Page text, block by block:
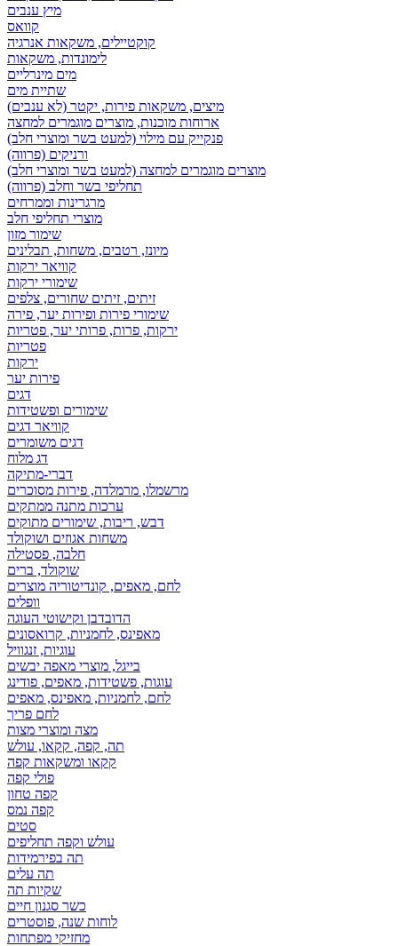
מיץ ענבים
קוואס
קוקטיילים, משקאות אנרגיה
לימונדות, משקאות
מים מינרליים
שתיית מים
מיצים, משקאות פירות, יקטר (לא ענבים)
ארוחות מוכנות, מוצרים מוגמרים למחצה
פנקייק עם מילוי (למעט בשר ומוצרי חלב)
ורניקים (פרווה)
מוצרים מוגמרים למחצה (למעט בשר ומוצרי חלב)
תחליפי בשר וחלב (פרווה)
מרגרינות וממרחים
מוצרי תחליפי חלב
שימור מזון
מיונז, רטבים, משחות, תבלינים
קוויאר ירקות
שימורי ירקות
זיתים, זיתים שחורים, צלפים
שימורי פירות ופירות יער, פירה
ירקות, פרות, פרותי יער, פטריות
פטריות
ירקות
פירות יער
דגים
שימורים ופשטידות
קוויאר דגים
דגים משומרים
דג מלוח
דברי-מתיקה
מרשמלו, מרמלדה, פירות מסוכרים
ערכות מתנה ממתקים
דבש, ריבות, שימורים מתוקים
משחות אגוזים ושוקולד
חלבה, פסטילה
שוקולד, ברים
לחם, מאפים, קונדיטוריה מוצרים
וופלים
הדובדבן וקישוטי העוגה
מאפינס, לחמניות, קרואסונים
עוגיות, זנגוויל
בייגל, מוצרי מאפה יבשים
עוגות, פשטידות, מאפים, פודינג
לחם, לחמניות, מאפינס, מאפים
לחם פריך
מצה ומוצרי מצות
תה, קפה, קקאו, עולש
קקאו ומשקאות קפה
פולי קפה
קפה טחון
קפה נמס
סטים
עולש וקפה תחליפים
תה בפירמידות
תה עלים
שקיות תה
כשר סגנון חיים
לוחות שנה, פוסטרים
מחזיקי מפתחות